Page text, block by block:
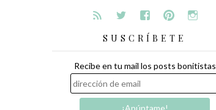
SUSCRÍBETE
Recibe en tu mail los posts bonitistas